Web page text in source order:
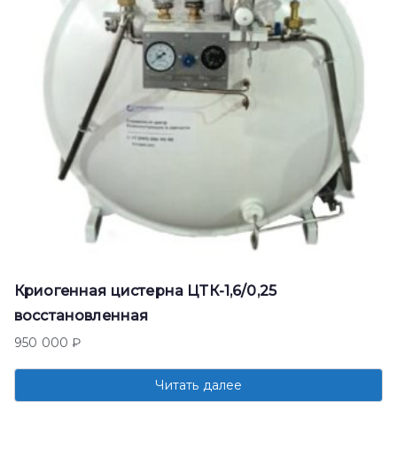
Криогенная цистерна ЦТК-1,6/0,25
восстановленная
950 000₽
Читать далее